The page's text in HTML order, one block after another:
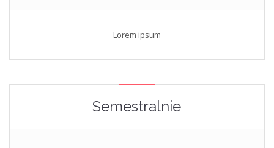
Lorem ipsum
Semestralnie